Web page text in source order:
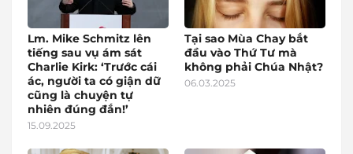
Lm. Mike Schmitz lên
tiếng sau vụ ám sát
Charlie Kirk: ‘Trước cái
ác, người ta có giận dữ
cũng là chuyện tự
nhiên đúng đắn!’
15.09.2025
Tại sao Mùa Chay bắt
đầu vào Thứ Tư mà
không phải Chúa Nhật?
06.03.2025